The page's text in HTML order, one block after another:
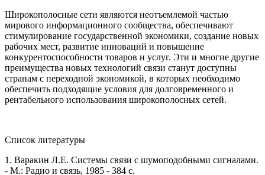
Широкополосные сети являются неотъемлемой частью
мирового информационного сообщества, обеспечивают
стимулирование государственной экономики, создание новых
рабочих мест, развитие инноваций и повышение
конкурентоспособности товаров и услуг. Эти и многие другие
преимущества новых технологий связи станут доступны
странам с переходной экономикой, в которых необходимо
обеспечить подходящие условия для долговременного и
рентабельного использования широкополосных сетей.
Список литературы
1. Варакин Л.Е. Системы связи с шумоподобными сигналами.
- М.: Радио и связь, 1985 - 384 с.